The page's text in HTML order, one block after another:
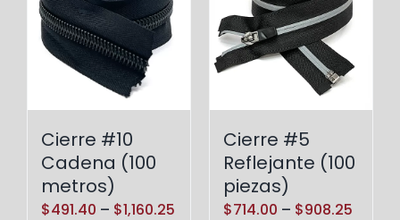
Cierre #10
Cadena (100
metros)
$491.40 – $1,160.25
Cierre #5
Reflejante (100
piezas)
$714.00 – $908.25